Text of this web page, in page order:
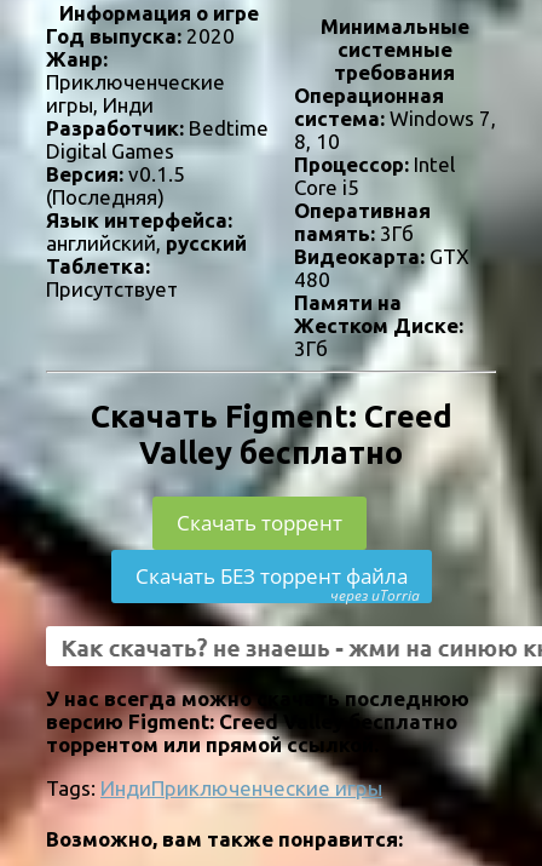
Информация о игре
Год выпуска: 2020
Жанр:
Приключенческие
игры, Инди
Разработчик: Bedtime
Digital Games
Версия: v0.1.5
(Последняя)
Язык интерфейса:
английский, русский
Таблетка:
Присутствует
Минимальные
системные
требования
Операционная
система:Windows 7,
8, 10
Процессор:Intel
Core i5
Оперативная
память:3Гб
Видеокарта:GTX
480
Памяти на
Жестком Диске:
3Гб
Скачать Figment: Creed
Valley бесплатно
Скачать торрент
Скачать БЕЗ торрент файла
через uTorria
У нас всегда можно скачать последнюю
версию Figment: Creed Valley бесплатно
торрентом или прямой ссылкой.
Tags: ИндиПриключенческие игры
Возможно, вам также понравится: